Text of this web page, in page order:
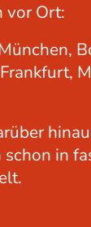
vor Ort:
in